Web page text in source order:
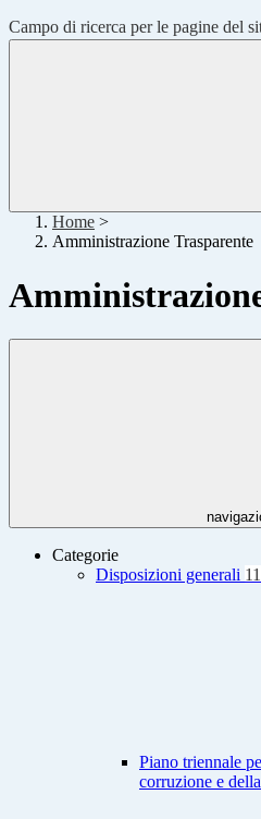
Campo di ricerca per le pagine del
Home >
Amministrazione Trasparente
Categorie
Disposizioni generali
Piano triennale
corruzione e